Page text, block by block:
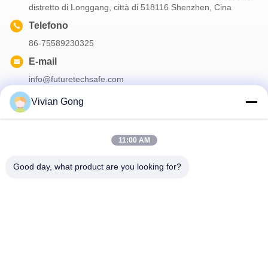
distretto di Longgang, città di 518116 Shenzhen, Cina
Telefono
86-75589230325
E-mail
info@futuretechsafe.com
La nostra newsletter
Iscriviti alla nostra newsletter per sconti e altro.
Vivian Gong
11:00 AM
Good day, what product are you looking for?